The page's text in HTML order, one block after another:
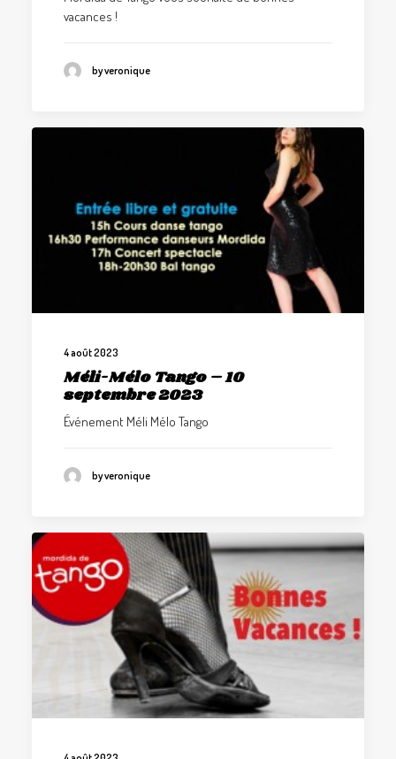
vacances !
by veronique
4 août 2023
Méli-Mélo Tango – 10
septembre 2023
Événement Méli Mélo Tango
by veronique